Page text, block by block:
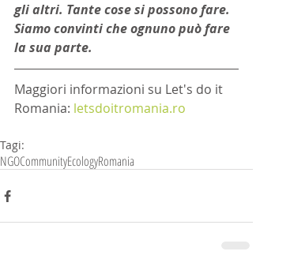
gli altri. Tante cose si possono fare.
Siamo convinti che ognuno può fare
la sua parte.
Maggiori informazioni su Let's do it
Romania: letsdoitromania.ro
Tagi:
NGOCommunityEcologyRomania